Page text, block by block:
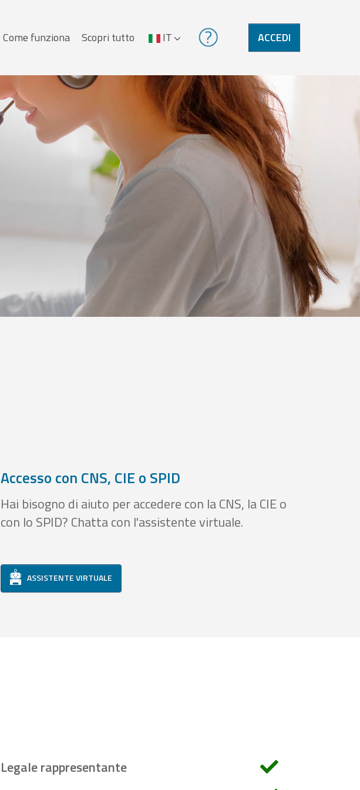
Menu
Come funziona Scopri tutto IT ACCEDI
Accesso con CNS, CIE o SPID
Hai bisogno di aiuto per accedere con la CNS, la CIE o
con lo SPID? Chatta con l'assistente virtuale.
ASSISTENTE VIRTUALE
Legale rappresentante